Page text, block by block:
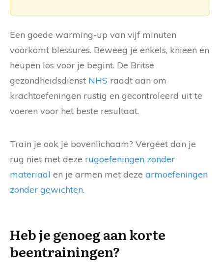
Een goede warming-up van vijf minuten
voorkomt blessures. Beweeg je enkels, knieen en
heupen los voor je begint. De Britse
gezondheidsdienst NHS raadt aan om
krachtoefeningen rustig en gecontroleerd uit te
voeren voor het beste resultaat.
Train je ook je bovenlichaam? Vergeet dan je
rug niet met deze rugoefeningen zonder
materiaal en je armen met deze armoefeningen
zonder gewichten.
Heb je genoeg aan korte
beentrainingen?